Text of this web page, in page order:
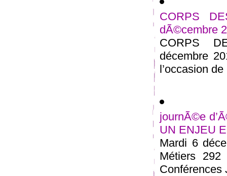
CORPS
dÃ©cembre
CORPS
décembre
l’occasion
journÃ©e
UN ENJEU
Mardi 6
Métiers
Conférences